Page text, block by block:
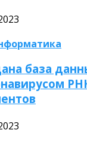
база